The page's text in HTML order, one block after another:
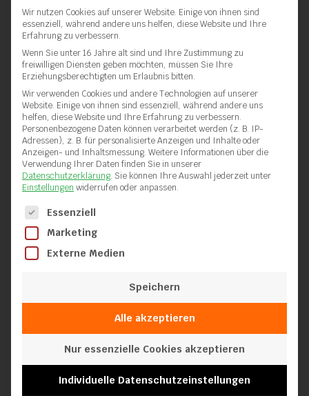
Industrie Extruder HSK-IE150
Wir nutzen Cookies auf unserer Website. Einige von ihnen sind
essenziell, während andere uns helfen, diese Website und Ihre
Erfahrung zu verbessern.
Wenn Sie unter 16 Jahre alt sind und Ihre Zustimmung zu
freiwilligen Diensten geben möchten, müssen Sie Ihre
Erziehungsberechtigten um Erlaubnis bitten.
Wir verwenden Cookies und andere Technologien auf unserer
Website. Einige von ihnen sind essenziell, während andere uns
helfen, diese Website und Ihre Erfahrung zu verbessern.
Personenbezogene Daten können verarbeitet werden (z. B. IP-
Adressen), z. B. für personalisierte Anzeigen und Inhalte oder
Anzeigen- und Inhaltsmessung. Weitere Informationen über die
Verwendung Ihrer Daten finden Sie in unserer
Datenschutzerklärung. Sie können Ihre Auswahl jederzeit unter
Einstellungen widerrufen oder anpassen.
Es folgt eine Liste der Service-Gruppen, für die eine
Essenziell
Marketing
Externe Medien
Speichern
Alle akzeptieren
Nur essenzielle Cookies akzeptieren
Individuelle Datenschutzeinstellungen